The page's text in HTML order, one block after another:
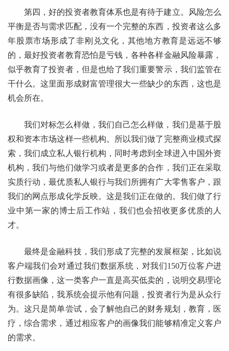
第四，好的投资者教育体系也是有待于建立。风险怎么
平衡是否与需求匹配，没有一个完整的东西，投资者这么多
年股票市场形成了非刚兑文化，其他地方教育是远远不够
的，最好投资者教育恐怕是亏钱，各种各样金融风险暴露，
似乎教育了投资者，但是也给了我们重要警示，我们监管在
干什么。这里面形成财富管理很大一些缺少的东西，这也是
机会所在。
我们对标怎么样做，我们自己怎么样做，我们是基于股
权和资本市场这样一些机构。所以我们做了完整商业模式探
索，我们成立私人银行机构，同时考虑到全球进入中国外资
机构，我们与他们做学习或者是更多的合作，我们正在采取
实质行动，最优质私人银行与我们所拥有广大零售客户，跟
我们的网点形成化学反映。这是我们正在做的。我们做了行
业中第一家的博士后工作站，我们也会招收更多优质的人
才。
最终是金融科技，我们形成了完整的发展框架，比如说
客户端我们会对通过我们数据系统，对我们150万位客户进
行数据画像，这一类客户一直是高买低卖的，说明交易理论
有很多缺陷，我系统会提示他有问题，投资者行为是从众行
为。这只是简单尝试，会了解他自己的财务规划，教育，医
疗，综合需求，通过相应客户的画像我们能够精准定义客户
的需求。